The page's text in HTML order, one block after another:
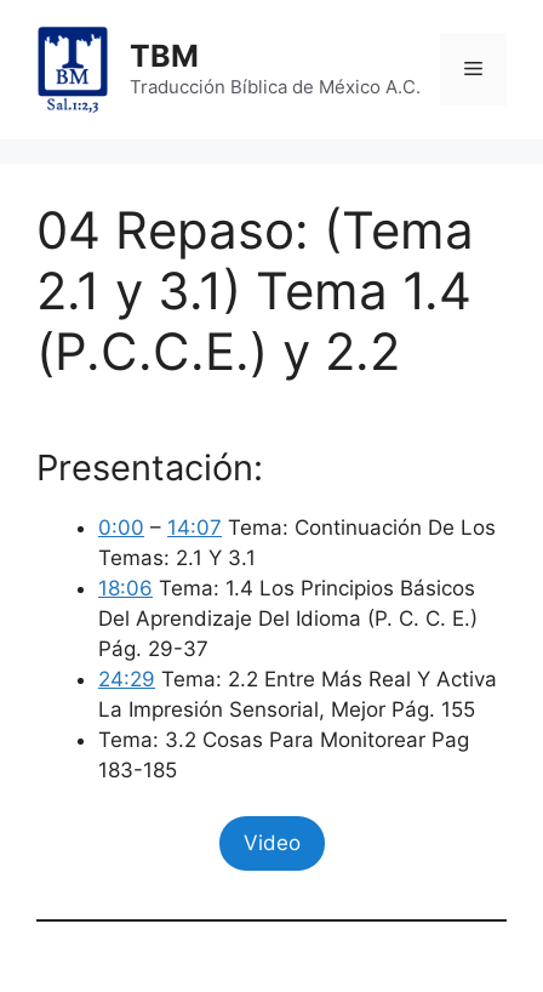
content
TBM
Traducción Bíblica de México A.C.
Menu
04 Repaso: (Tema
2.1 y 3.1) Tema 1.4
(P.C.C.E.) y 2.2
Presentación:
0:00 – 14:07 Tema: Continuación De Los
Temas: 2.1 Y 3.1
18:06 Tema: 1.4 Los Principios Básicos
Del Aprendizaje Del Idioma (P. C. C. E.)
Pág. 29-37
24:29 Tema: 2.2 Entre Más Real Y Activa
La Impresión Sensorial, Mejor Pág. 155
Tema: 3.2 Cosas Para Monitorear Pag
183-185
Video